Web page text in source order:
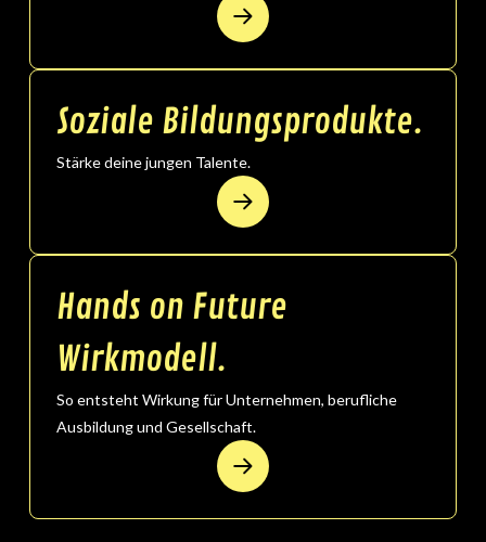
Soziale Bildungsprodukte.
Stärke deine jungen Talente.
Hands on Future
Wirkmodell.
So entsteht Wirkung für Unternehmen, berufliche
Ausbildung und Gesellschaft.